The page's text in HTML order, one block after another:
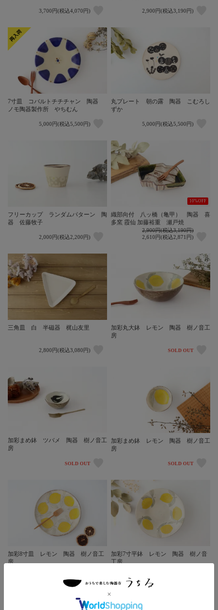
3,700円(税込4,070円) 2,900円(税込3,190円)
7寸皿 コバルトチチチャン 陶器
ノモ陶器製作所 やちむん
5,000円(税込5,500円)
丸プレート 朝の露 陶器 こむろし
ずか
5,000円(税込5,500円)
フリーカップ ランダムパターン 陶
器 佐藤牧子
2,000円(税込2,200円)
10%OFF
織部向付 八ッ橋（亀甲） 陶器 喜
多窯 霞仙 加藤裕重 瀬戸焼
2,900円(税込3,190円)
2,610円(税込2,871円)
三角皿 白 半磁器 梶山友里
2,800円(税込3,080円)
加彩丸大鉢 レモン 陶器 樹ノ音工
房
SOLD OUT
加彩まめ鉢 ツバメ 陶器 樹ノ音工
房
SOLD OUT
加彩まめ鉢 レモン 陶器 樹ノ音工
房
SOLD OUT
加彩8寸皿 レモン 陶器 樹ノ音工
房
加彩7寸平鉢 レモン 陶器 樹ノ音
工房